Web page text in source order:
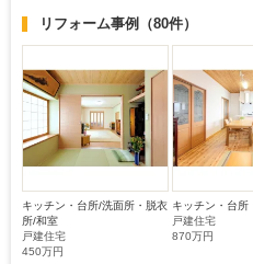
リフォーム事例 （80件）
キッチン・台所/洗面所・脱衣
所/和室
戸建住宅
450万円
キッチン・台所
戸建住宅
870万円